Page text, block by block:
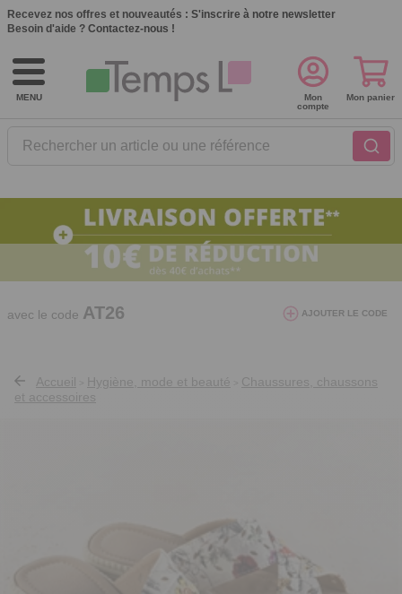
Recevez nos offres et nouveautés : S'inscrire à notre newsletter
Besoin d'aide ? Contactez-nous !
MENU
Rechercher un article ou une référence
Mon
compte
Mon panier
10€ de réduction dès 40€ d'achat. Offre
valable du 03/08/2026 au 12/08/2026.
avec le code AT26 AJOUTER LE CODE
Accueil Hygiène, mode et beauté
Chaussures, chaussons
et accessoires